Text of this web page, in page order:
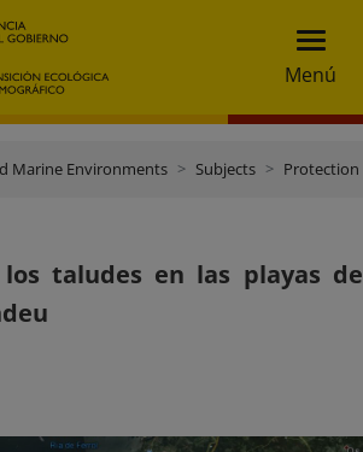
Menú
Marine Environments Subjects
taludes en las playas de